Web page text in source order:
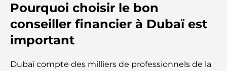
Top 7 Busiest Airports in the World: Hub of Global
Travel
Abu Dhabi vs Dubai: A Practical Comparison for
Pourquoi choisir le bon
conseiller financier à Dubaï est
important
Dubaï compte des milliers de professionnels de la